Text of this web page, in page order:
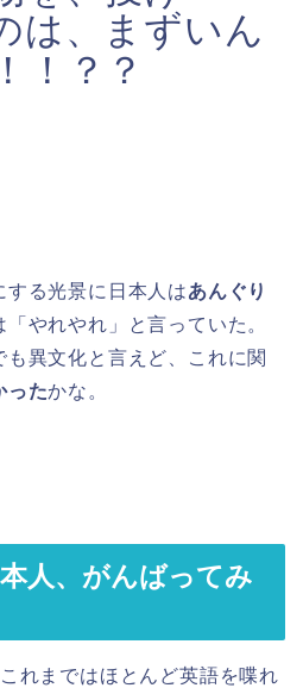
は、まずいん
！？？
する光景に日本人はあんぐり
やれやれ」と言っていた。
異文化と言えど、これに関
ったかな。
人、がんばってみ
れまではほとんど英語を喋れ